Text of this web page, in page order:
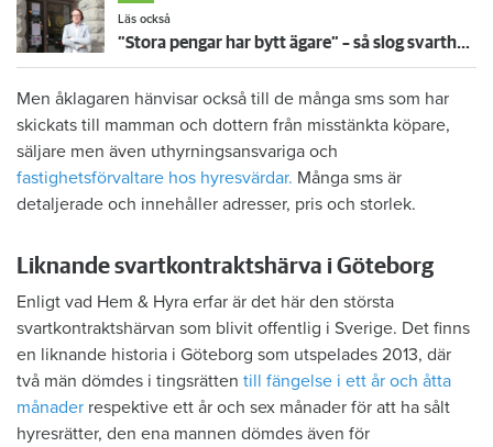
Läs också
”Stora pengar har bytt ägare” – så slog svarthandeln mot Estniska huset
Men åklagaren hänvisar också till de många sms som har
skickats till mamman och dottern från misstänkta köpare,
säljare men även uthyrningsansvariga och
fastighetsförvaltare hos hyresvärdar. Många sms är
detaljerade och innehåller adresser, pris och storlek.
Liknande svartkontraktshärva i Göteborg
Enligt vad Hem & Hyra erfar är det här den största
svartkontraktshärvan som blivit offentlig i Sverige. Det finns
en liknande historia i Göteborg som utspelades 2013, där
två män dömdes i tingsrätten till fängelse i ett år och åtta
månader respektive ett år och sex månader för att ha sålt
hyresrätter, den ena mannen dömdes även för